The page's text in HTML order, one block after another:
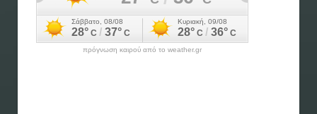
πρόγνωση καιρού από το weather.gr